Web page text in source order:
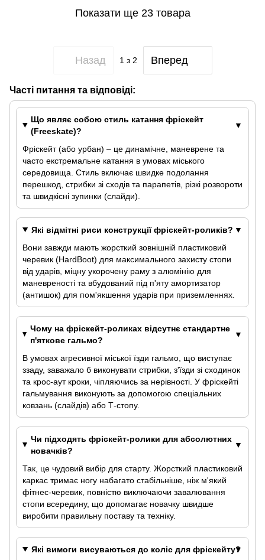
Показати ще 23 товара
Назад 1 з 2 Вперед
Часті питання та відповіді:
Що являє собою стиль катання фріскейт
(Freeskate)?
Фріскейт (або урбан) – це динамічне, маневрене та
часто екстремальне катання в умовах міського
середовища. Стиль включає швидке подолання
перешкод, стрибки зі сходів та парапетів, різкі розвороти
та швидкісні зупинки (слайди).
Які відмітні риси конструкції фріскейт-роликів?
Вони завжди мають жорсткий зовнішній пластиковий
черевик (HardBoot) для максимального захисту стопи
від ударів, міцну укорочену раму з алюмінію для
маневреності та вбудований під п'яту амортизатор
(антишок) для пом'якшення ударів при приземленнях.
Чому на фріскейт-роликах відсутнє стандартне
п'яткове гальмо?
В умовах агресивної міської їзди гальмо, що виступає
ззаду, заважало б виконувати стрибки, з'їзди зі сходинок
та крос-аут кроки, чіпляючись за нерівності. У фріскейті
гальмування виконують за допомогою спеціальних
ковзань (слайдів) або Т-стопу.
Чи підходять фріскейт-ролики для абсолютних
новачків?
Так, це чудовий вибір для старту. Жорсткий пластиковий
каркас тримає ногу набагато стабільніше, ніж м'який
фітнес-черевик, повністю виключаючи завалювання
стопи всередину, що допомагає новачку швидше
виробити правильну поставу та техніку.
Які вимоги висуваються до коліс для фріскейту?